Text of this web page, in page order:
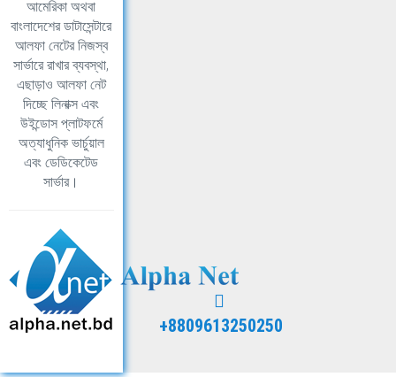
আমেরিকা অথবা
বাংলাদেশের ডাটাসেন্টারে
আলফা নেটের নিজস্ব
সার্ভারে রাখার ব্যবস্থা,
এছাড়াও আলফা নেট
দিচ্ছে লিনাক্স এবং
উইন্ডোস প্লাটফর্মে
অত্যাধুনিক ভার্চুয়াল
এবং ডেডিকেটেড
সার্ভার।
+8809613250250